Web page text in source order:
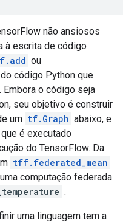
não ansiosos
à escrita de código
ou
código Python que
o código seja
seu objetivo é construir
um tf.Graph abaixo, e
é executado
do TensorFlow. Da
tff.federated_mean
computação federada
.
uma linguagem tem a